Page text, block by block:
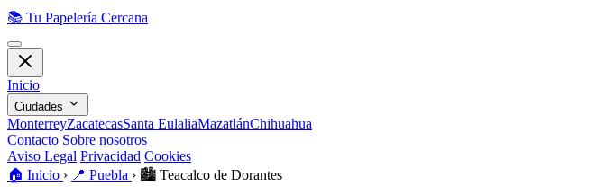
📚 Tu Papelería Cercana
Inicio
Ciudades
MonterreyZacatecasSanta EulaliaMazatlánChihuahua
Contacto Sobre nosotros
Aviso Legal Privacidad Cookies
🏠 Inicio › 📍 Puebla › 🏙️ Teacalco de Dorantes